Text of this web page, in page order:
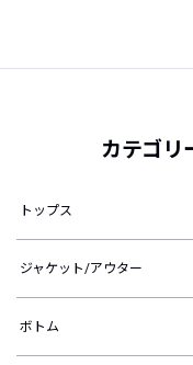
カテゴリ
トップス
ジャケット/アウター
ボトム